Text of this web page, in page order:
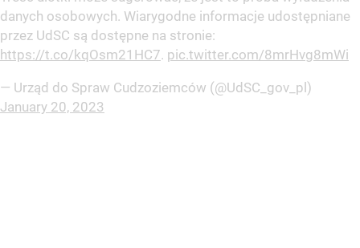
danych osobowych. Wiarygodne informacje udostępniane
przez UdSC są dostępne na stronie:
https://t.co/kqOsm21HC7. pic.twitter.com/8mrHvg8mWi
— Urząd do Spraw Cudzoziemców (@UdSC_gov_pl)
January 20, 2023